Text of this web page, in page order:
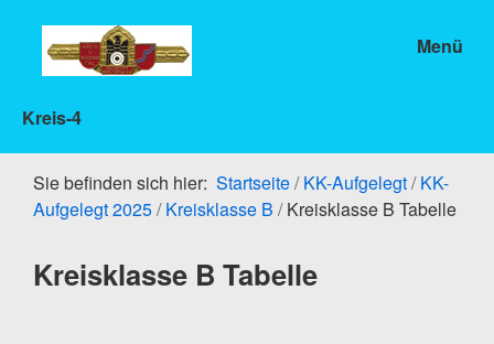
Kreis-4
Menü
Sie befinden sich hier: Startseite/ KK-Aufgelegt/ KK-
Aufgelegt 2025/ Kreisklasse B / Kreisklasse B Tabelle
Kreisklasse B Tabelle